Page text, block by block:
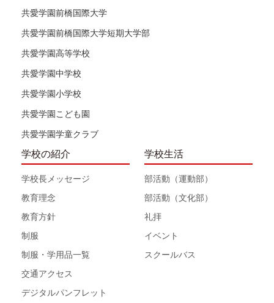
共愛学園前橋国際大学
共愛学園前橋国際大学短期大学部
共愛学園高等学校
共愛学園中学校
共愛学園小学校
共愛学園こども園
共愛学園学童クラブ
学校の紹介
学校長メッセージ
教育理念
教育方針
制服
制服・学用品一覧
交通アクセス
デジタルパンフレット
学校生活
部活動（運動部）
部活動（文化部）
礼拝
イベント
スクールバス